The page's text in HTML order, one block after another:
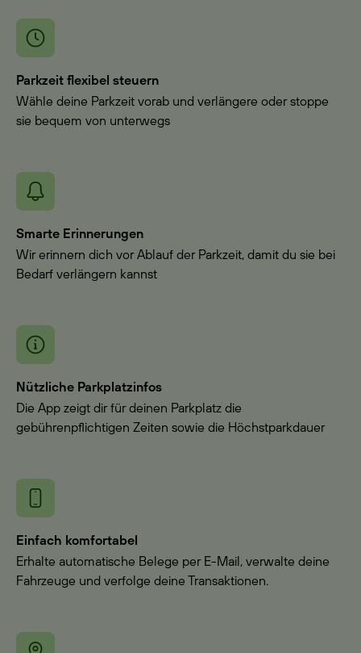
Parkzeit flexibel steuern
Wähle deine Parkzeit vorab und verlängere oder stoppe
sie bequem von unterwegs
Smarte Erinnerungen
Wir erinnern dich vor Ablauf der Parkzeit, damit du sie bei
Bedarf verlängern kannst
Nützliche Parkplatzinfos
Die App zeigt dir für deinen Parkplatz die
gebührenpflichtigen Zeiten sowie die Höchstparkdauer
Einfach komfortabel
Erhalte automatische Belege per E-Mail, verwalte deine
Fahrzeuge und verfolge deine Transaktionen.